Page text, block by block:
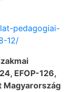
pedagogiai-
12/
EFOP-126,
Magyarország